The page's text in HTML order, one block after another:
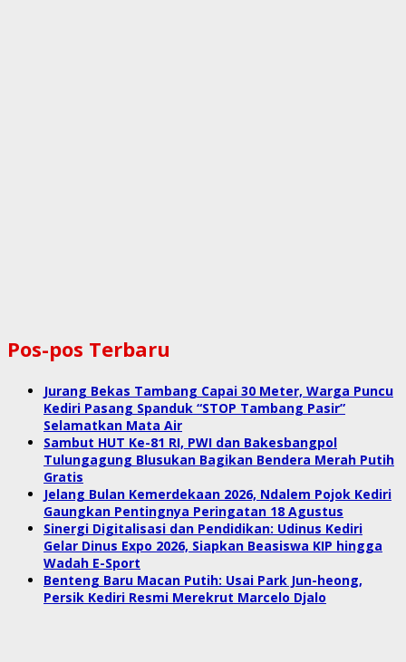
Pos-pos Terbaru
Jurang Bekas Tambang Capai 30 Meter, Warga Puncu
Kediri Pasang Spanduk “STOP Tambang Pasir”
Selamatkan Mata Air
Sambut HUT Ke-81 RI, PWI dan Bakesbangpol
Tulungagung Blusukan Bagikan Bendera Merah Putih
Gratis
Jelang Bulan Kemerdekaan 2026, Ndalem Pojok Kediri
Gaungkan Pentingnya Peringatan 18 Agustus
Sinergi Digitalisasi dan Pendidikan: Udinus Kediri
Gelar Dinus Expo 2026, Siapkan Beasiswa KIP hingga
Wadah E-Sport
Benteng Baru Macan Putih: Usai Park Jun-heong,
Persik Kediri Resmi Merekrut Marcelo Djalo